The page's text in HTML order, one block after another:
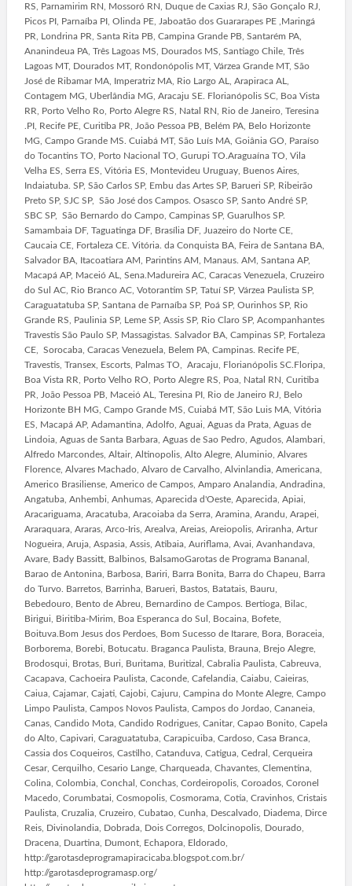
RS, Parnamirim RN, Mossoró RN, Duque de Caxias RJ, São Gonçalo RJ,
Picos PI, Parnaíba PI, Olinda PE, Jaboatão dos Guararapes PE ,Maringá
PR, Londrina PR, Santa Rita PB, Campina Grande PB, Santarém PA,
Ananindeua PA, Três Lagoas MS, Dourados MS, Santiago Chile, Três
Lagoas MT, Dourados MT, Rondonópolis MT, Várzea Grande MT, São
José de Ribamar MA, Imperatriz MA, Rio Largo AL, Arapiraca AL,
Contagem MG, Uberlândia MG, Aracaju SE. Florianópolis SC, Boa Vista
RR, Porto Velho Ro, Porto Alegre RS, Natal RN, Rio de Janeiro, Teresina
.PI, Recife PE, Curitiba PR, João Pessoa PB, Belém PA, Belo Horizonte
MG, Campo Grande MS. Cuiabá MT, São Luís MA, Goiânia GO, Paraíso
do Tocantins TO, Porto Nacional TO, Gurupi TO.Araguaína TO, Vila
Velha ES, Serra ES, Vitória ES, Montevideu Uruguay, Buenos Aires,
Indaiatuba. SP, São Carlos SP, Embu das Artes SP, Barueri SP, Ribeirão
Preto SP, SJC SP, São José dos Campos. Osasco SP, Santo André SP,
SBC SP, São Bernardo do Campo, Campinas SP, Guarulhos SP.
Samambaia DF, Taguatinga DF, Brasília DF, Juazeiro do Norte CE,
Caucaia CE, Fortaleza CE. Vitória. da Conquista BA, Feira de Santana BA,
Salvador BA, Itacoatiara AM, Parintins AM, Manaus. AM, Santana AP,
Macapá AP, Maceió AL, Sena.Madureira AC, Caracas Venezuela, Cruzeiro
do Sul AC, Rio Branco AC, Votorantim SP, Tatuí SP, Várzea Paulista SP,
Caraguatatuba SP, Santana de Parnaíba SP, Poá SP, Ourinhos SP, Rio
Grande RS, Paulinia SP, Leme SP, Assis SP, Rio Claro SP, Acompanhantes
Travestis São Paulo SP, Massagistas. Salvador BA, Campinas SP, Fortaleza
CE, Sorocaba, Caracas Venezuela, Belem PA, Campinas. Recife PE,
Travestis, Transex, Escorts, Palmas TO, Aracaju, Florianópolis SC.Floripa,
Boa Vista RR, Porto Velho RO, Porto Alegre RS, Poa, Natal RN, Curitiba
PR, João Pessoa PB, Maceió AL, Teresina PI, Rio de Janeiro RJ, Belo
Horizonte BH MG, Campo Grande MS, Cuiabá MT, São Luis MA, Vitória
ES, Macapá AP, Adamantina, Adolfo, Aguai, Aguas da Prata, Aguas de
Lindoia, Aguas de Santa Barbara, Aguas de Sao Pedro, Agudos, Alambari,
Alfredo Marcondes, Altair, Altinopolis, Alto Alegre, Aluminio, Alvares
Florence, Alvares Machado, Alvaro de Carvalho, Alvinlandia, Americana,
Americo Brasiliense, Americo de Campos, Amparo Analandia, Andradina,
Angatuba, Anhembi, Anhumas, Aparecida d'Oeste, Aparecida, Apiai,
Aracariguama, Aracatuba, Aracoiaba da Serra, Aramina, Arandu, Arapei,
Araraquara, Araras, Arco-Iris, Arealva, Areias, Areiopolis, Ariranha, Artur
Nogueira, Aruja, Aspasia, Assis, Atibaia, Auriflama, Avai, Avanhandava,
Avare, Bady Bassitt, Balbinos, BalsamoGarotas de Programa Bananal,
Barao de Antonina, Barbosa, Bariri, Barra Bonita, Barra do Chapeu, Barra
do Turvo. Barretos, Barrinha, Barueri, Bastos, Batatais, Bauru,
Bebedouro, Bento de Abreu, Bernardino de Campos. Bertioga, Bilac,
Birigui, Biritiba-Mirim, Boa Esperanca do Sul, Bocaina, Bofete,
Boituva.Bom Jesus dos Perdoes, Bom Sucesso de Itarare, Bora, Boraceia,
Borborema, Borebi, Botucatu. Braganca Paulista, Brauna, Brejo Alegre,
Brodosqui, Brotas, Buri, Buritama, Buritizal, Cabralia Paulista, Cabreuva,
Cacapava, Cachoeira Paulista, Caconde, Cafelandia, Caiabu, Caieiras,
Caiua, Cajamar, Cajati, Cajobi, Cajuru, Campina do Monte Alegre, Campo
Limpo Paulista, Campos Novos Paulista, Campos do Jordao, Cananeia,
Canas, Candido Mota, Candido Rodrigues, Canitar, Capao Bonito, Capela
do Alto, Capivari, Caraguatatuba, Carapicuiba, Cardoso, Casa Branca,
Cassia dos Coqueiros, Castilho, Catanduva, Catigua, Cedral, Cerqueira
Cesar, Cerquilho, Cesario Lange, Charqueada, Chavantes, Clementina,
Colina, Colombia, Conchal, Conchas, Cordeiropolis, Coroados, Coronel
Macedo, Corumbatai, Cosmopolis, Cosmorama, Cotia, Cravinhos, Cristais
Paulista, Cruzalia, Cruzeiro, Cubatao, Cunha, Descalvado, Diadema, Dirce
Reis, Divinolandia, Dobrada, Dois Corregos, Dolcinopolis, Dourado,
Dracena, Duartina, Dumont, Echapora, Eldorado,
http://garotasdeprogramapiracicaba.blogspot.com.br/
http://garotasdeprogramasp.org/